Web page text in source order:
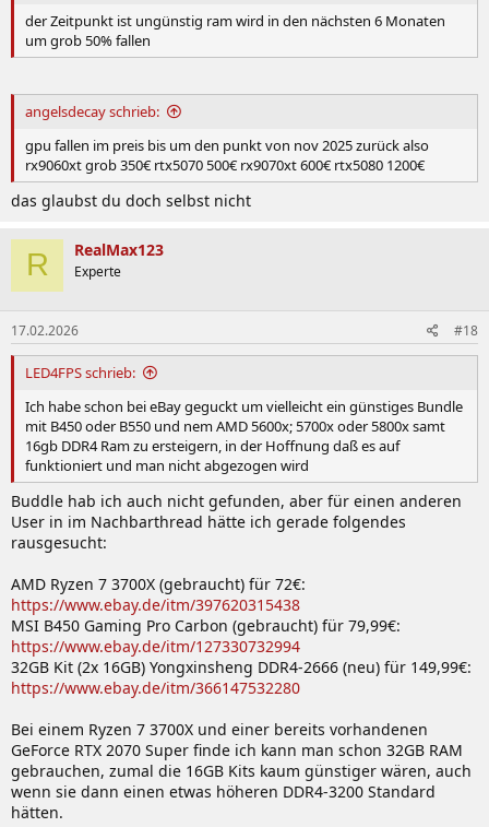
der Zeitpunkt ist ungünstig ram wird in den nächsten 6 Monaten
um grob 50% fallen
angelsdecay schrieb:
gpu fallen im preis bis um den punkt von nov 2025 zurück also
rx9060xt grob 350€ rtx5070 500€ rx9070xt 600€ rtx5080 1200€
das glaubst du doch selbst nicht
R RealMax123
Experte
17.02.2026 #18
LED4FPS schrieb:
Ich habe schon bei eBay geguckt um vielleicht ein günstiges Bundle
mit B450 oder B550 und nem AMD 5600x; 5700x oder 5800x samt
16gb DDR4 Ram zu ersteigern, in der Hoffnung daß es auf
funktioniert und man nicht abgezogen wird
Buddle hab ich auch nicht gefunden, aber für einen anderen
User in im Nachbarthread hätte ich gerade folgendes
rausgesucht:
AMD Ryzen 7 3700X (gebraucht) für 72€:
https://www.ebay.de/itm/397620315438
MSI B450 Gaming Pro Carbon (gebraucht) für 79,99€:
https://www.ebay.de/itm/127330732994
32GB Kit (2x 16GB) Yongxinsheng DDR4-2666 (neu) für 149,99€:
https://www.ebay.de/itm/366147532280
Bei einem Ryzen 7 3700X und einer bereits vorhandenen
GeForce RTX 2070 Super finde ich kann man schon 32GB RAM
gebrauchen, zumal die 16GB Kits kaum günstiger wären, auch
wenn sie dann einen etwas höheren DDR4-3200 Standard
hätten.